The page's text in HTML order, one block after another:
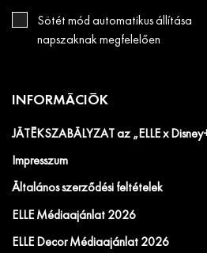
Sötét mód automatikus állítása
napszaknak megfelelően
INFORMÁCIÓK
JÁTÉKSZABÁLYZAT az „ELLE x
Impresszum
Általános szerződési feltételek
ELLE Médiaajánlat 2026
ELLE Decor Médiaajánlat 2026